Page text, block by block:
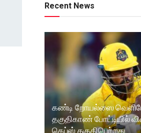
Recent News
கண்டி றோயல்ஸை
தகுதிகாண் போட்டியில்
கெப்ஸ் தகுதிபெற்றது